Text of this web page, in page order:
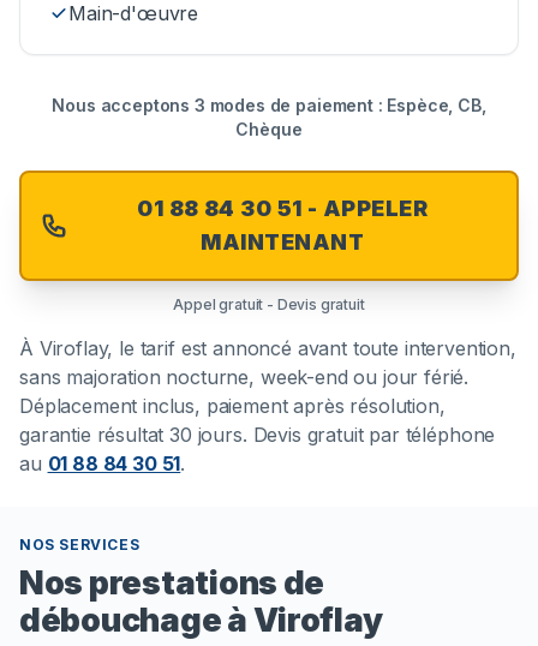
Main-d'œuvre
Nous acceptons 3 modes de paiement : Espèce, CB,
Chèque
01 88 84 30 51 - APPELER
MAINTENANT
Appel gratuit - Devis gratuit
À Viroflay, le tarif est annoncé avant toute intervention,
sans majoration nocturne, week-end ou jour férié.
Déplacement inclus, paiement après résolution,
garantie résultat 30 jours. Devis gratuit par téléphone
au 01 88 84 30 51.
NOS SERVICES
Nos prestations de
débouchage à Viroflay